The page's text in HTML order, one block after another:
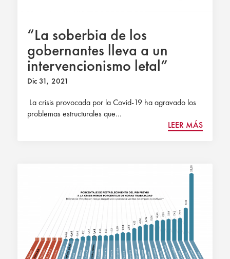
“La soberbia de los
gobernantes lleva a un
intervencionismo letal”
Dic 31, 2021
La crisis provocada por la Covid-19 ha agravado los
problemas estructurales que...
LEER MÁS